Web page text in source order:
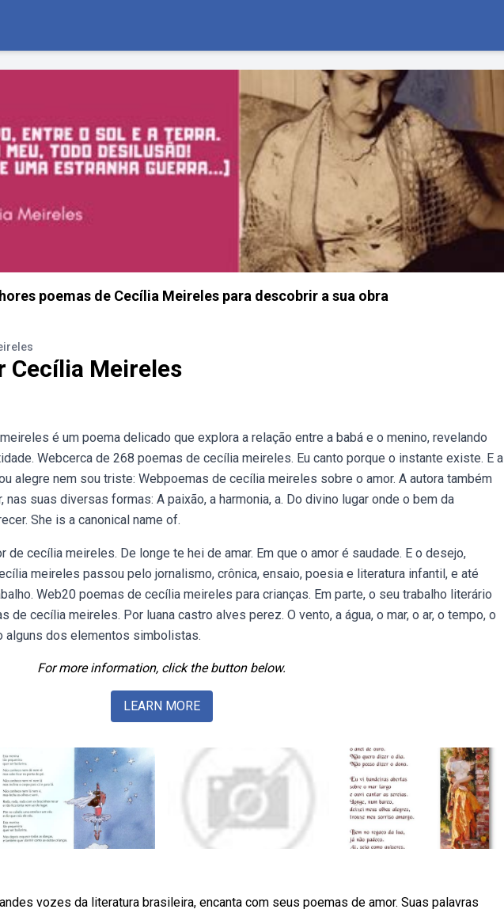
poemas de Cecília Meireles para descobrir a sua obra
Cecília Meireles
é um poema delicado que explora a relação entre a babá e o menino, revelando
Webcerca de 268 poemas de cecília meireles. Eu canto porque o instante existe. E a
alegre nem sou triste: Webpoemas de cecília meireles sobre o amor. A autora também
suas diversas formas: A paixão, a harmonia, a. Do divino lugar onde o bem da
She is a canonical name of.
de cecília meireles. De longe te hei de amar. Em que o amor é saudade. E o desejo,
meireles passou pelo jornalismo, crônica, ensaio, poesia e literatura infantil, e até
Web20 poemas de cecília meireles para crianças. Em parte, o seu trabalho literário
de cecília meireles. Por luana castro alves perez. O vento, a água, o mar, o ar, o tempo, o
alguns dos elementos simbolistas.
For more information, click the button below.
LEARN MORE
vozes da literatura brasileira, encanta com seus poemas de amor. Suas palavras